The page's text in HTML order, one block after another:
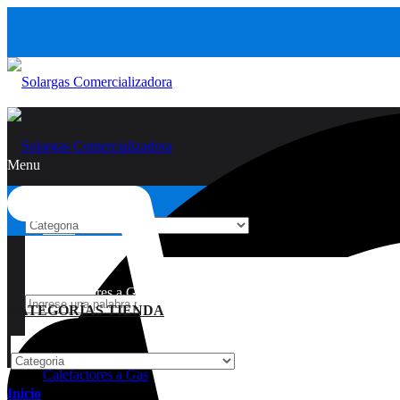
Menu
Inicio
Calefactores a Gas
CATEGORÍAS TIENDA
Calefactores a Gas
Inicio